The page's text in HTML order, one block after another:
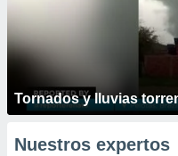
Tornados y lluvias
Nuestros expertos